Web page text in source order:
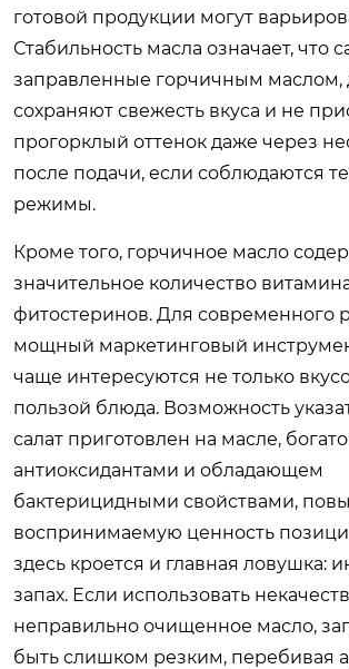
готовой продукции могут
Стабильность масла означает, что
заправленные горчичным маслом,
сохраняют свежесть вкуса и не
прогорклый оттенок даже через
после подачи, если соблюдаются
режимы.
Кроме того, горчичное масло
значительное количество
фитостеринов. Для современного
мощный маркетинговый
чаще интересуются не только
пользой блюда. Возможность
салат приготовлен на масле,
антиоксидантами и обладающем
бактерицидными свойствами,
воспринимаемую ценность
здесь кроется и главная ловушка:
запах. Если использовать
неправильно очищенное масло,
быть слишком резким, перебивая